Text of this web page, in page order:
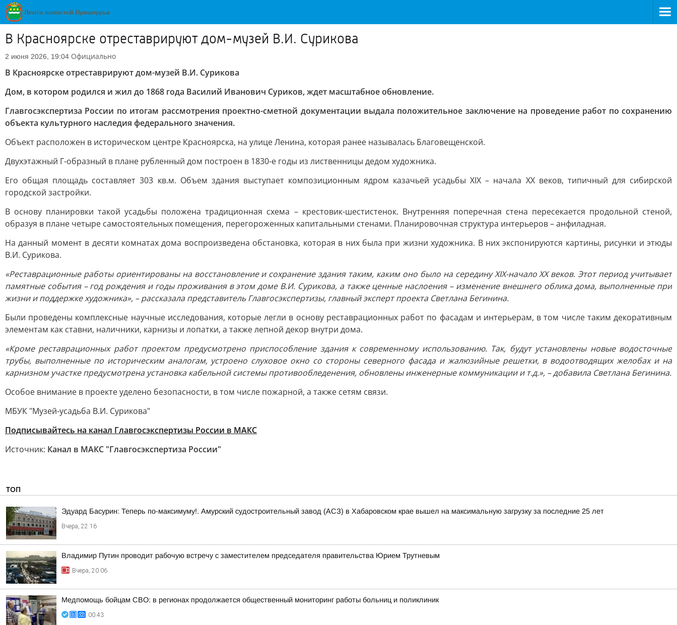
В Красноярске отреставрируют дом-музей В.И. Сурикова
2 июня 2026, 19:04 Официально
В Красноярске отреставрируют дом-музей В.И. Сурикова
Дом, в котором родился и жил до 1868 года Василий Иванович Суриков, ждет масштабное обновление.
Главгосэкспертиза России по итогам рассмотрения проектно-сметной документации выдала положительное заключение на проведение работ по сохранению
объекта культурного наследия федерального значения.
Объект расположен в историческом центре Красноярска, на улице Ленина, которая ранее называлась Благовещенской.
Двухэтажный Г-образный в плане рубленный дом построен в 1830-е годы из лиственницы дедом художника.
Его общая площадь составляет 303 кв.м. Объем здания выступает композиционным ядром казачьей усадьбы XIX – начала XX веков, типичный для сибирской
городской застройки.
В основу планировки такой усадьбы положена традиционная схема – крестовик-шестистенок. Внутренняя поперечная стена пересекается продольной стеной,
образуя в плане четыре самостоятельных помещения, перегороженных капитальными стенами. Планировочная структура интерьеров – анфиладная.
На данный момент в десяти комнатах дома воспроизведена обстановка, которая в них была при жизни художника. В них экспонируются картины, рисунки и этюды
В.И. Сурикова.
«Реставрационные работы ориентированы на восстановление и сохранение здания таким, каким оно было на середину XIX-начало ХХ веков. Этот период учитывает
памятные события – год рождения и годы проживания в этом доме В.И. Сурикова, а также ценные наслоения – изменение внешнего облика дома, выполненные при
жизни и поддержке художника», – рассказала представитель Главгосэкспертизы, главный эксперт проекта Светлана Бегинина.
Были проведены комплексные научные исследования, которые легли в основу реставрационных работ по фасадам и интерьерам, в том числе таким декоративным
элементам как ставни, наличники, карнизы и лопатки, а также лепной декор внутри дома.
«Кроме реставрационных работ проектом предусмотрено приспособление здания к современному использованию. Так, будут установлены новые водосточные
трубы, выполненные по историческим аналогам, устроено слуховое окно со стороны северного фасада и жалюзийные решетки, в водоотводящих желобах и на
карнизном участке предусмотрена установка кабельной системы противообледенения, обновлены инженерные коммуникации и т.д.», – добавила Светлана Бегинина.
Особое внимание в проекте уделено безопасности, в том числе пожарной, а также сетям связи.
МБУК "Музей-усадьба В.И. Сурикова"
Подписывайтесь на канал Главгосэкспертизы России в МАКС
Источник: Канал в МАКС "Главгосэкспертиза России"
ТОП
Эдуард Басурин: Теперь по-максимуму!. Амурский судостроительный завод (АСЗ) в Хабаровском крае вышел на максимальную загрузку за последние 25 лет
Вчера, 22:16
Владимир Путин проводит рабочую встречу с заместителем председателя правительства Юрием Трутневым
Вчера, 20:06
Медпомощь бойцам СВО: в регионах продолжается общественный мониторинг работы больниц и поликлиник
00:43